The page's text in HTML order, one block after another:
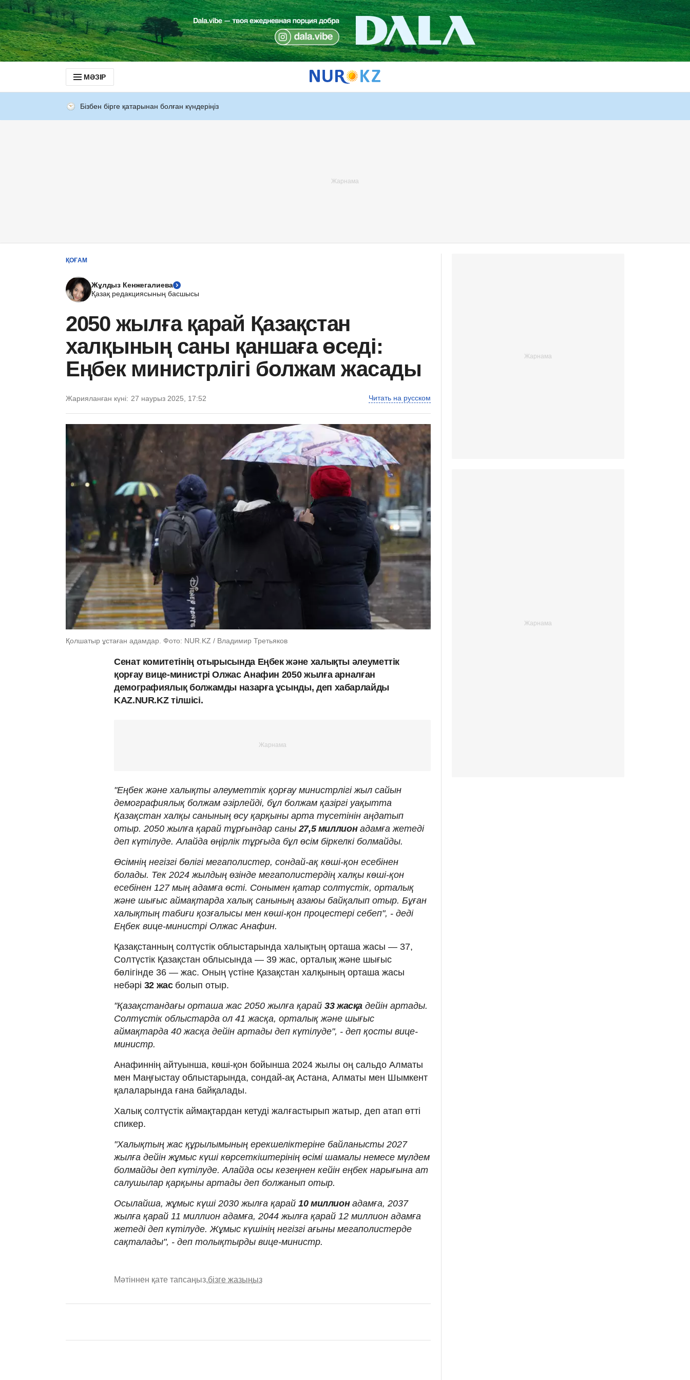
МӘЗІР
Бізбен бірге қатарынан болған күндеріңіз
ҚОҒАМ
Жұлдыз Кенжегалиева
Қазақ редакциясының басшысы
2050 жылға қарай Қазақстан
халқының саны қаншаға өседі:
Еңбек министрлігі болжам жасады
Жарияланған күні: 27 наурыз 2025, 17:52 Читать на русском
Қолшатыр ұстаған адамдар. Фото: NUR.KZ / Владимир Третьяков
Сенат комитетінің отырысында Еңбек және халықты әлеуметтік
қорғау вице-министрі Олжас Анафин 2050 жылға арналған
демографиялық болжамды назарға ұсынды, деп хабарлайды
KAZ.NUR.KZ тілшісі.
"Еңбек және халықты әлеуметтік қорғау министрлігі жыл сайын
демографиялық болжам әзірлейді, бұл болжам қазіргі уақытта
Қазақстан халқы санының өсу қарқыны арта түсетінін аңдатып
отыр. 2050 жылға қарай тұрғындар саны 27,5 миллион адамға жетеді
деп күтілуде. Алайда өңірлік тұрғыда бұл өсім біркелкі болмайды.
Өсімнің негізгі бөлігі мегаполистер, сондай-ақ көші-қон есебінен
болады. Тек 2024 жылдың өзінде мегаполистердің халқы көші-қон
есебінен 127 мың адамға өсті. Сонымен қатар солтүстік, орталық
және шығыс аймақтарда халық санының азаюы байқалып отыр. Бұған
халықтың табиғи қозғалысы мен көші-қон процестері себеп", - деді
Еңбек вице-министрі Олжас Анафин.
Қазақстанның солтүстік облыстарында халықтың орташа жасы — 37,
Солтүстік Қазақстан облысында — 39 жас, орталық және шығыс
бөлігінде 36 — жас. Оның үстіне Қазақстан халқының орташа жасы
небәрі 32 жасболып отыр.
"Қазақстандағы орташа жас 2050 жылға қарай 33 жасқа дейін артады.
Солтүстік облыстарда ол 41 жасқа, орталық және шығыс
аймақтарда 40 жасқа дейін артады деп күтілуде", - деп қосты вице-
министр.
Анафиннің айтуынша, көші-қон бойынша 2024 жылы оң сальдо Алматы
мен Маңғыстау облыстарында, сондай-ақ Астана, Алматы мен Шымкент
қалаларында ғана байқалады.
Халық солтүстік аймақтардан кетуді жалғастырып жатыр, деп атап өтті
спикер.
"Халықтың жас құрылымының ерекшеліктеріне байланысты 2027
жылға дейін жұмыс күші көрсеткіштерінің өсімі шамалы немесе мүлдем
болмайды деп күтілуде. Алайда осы кезеңнен кейін еңбек нарығына ат
салушылар қарқыны артады деп болжанып отыр.
Осылайша, жұмыс күші 2030 жылға қарай 10 миллионадамға, 2037
жылға қарай 11 миллион адамға, 2044 жылға қарай 12 миллион адамға
жетеді деп күтілуде. Жұмыс күшінің негізгі ағыны мегаполистерде
сақталады", - деп толықтырды вице-министр.
Мәтіннен қате тапсаңыз,бізге жазыңыз